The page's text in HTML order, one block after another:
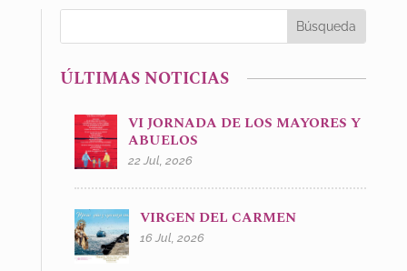
ÚLTIMAS NOTICIAS
VI JORNADA DE LOS MAYORES Y
ABUELOS
22 Jul, 2026
VIRGEN DEL CARMEN
16 Jul, 2026